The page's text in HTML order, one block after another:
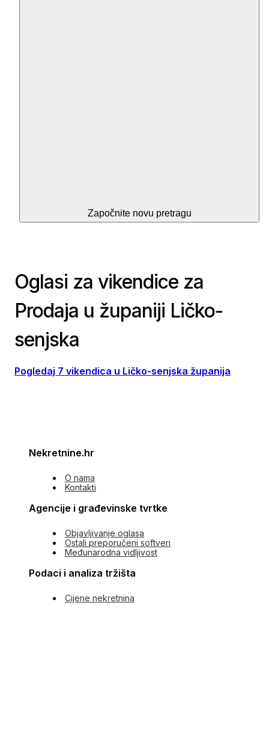
Započnite novu pretragu
Oglasi za vikendice za
Prodaja u županiji Ličko-
senjska
Pogledaj 7 vikendica u Ličko-senjska županija
Nekretnine.hr
O nama
Kontakti
Agencije i građevinske tvrtke
Objavljivanje oglasa
Ostali preporučeni softveri
Međunarodna vidljivost
Podaci i analiza tržišta
Cijene nekretnina